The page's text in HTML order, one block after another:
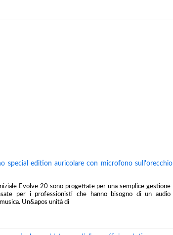
special edition auricolare con microfono sull'orecchio
Evolve 20 sono progettate per una semplice gestione
per i professionisti che hanno bisogno di un audio
Un&apos unità di